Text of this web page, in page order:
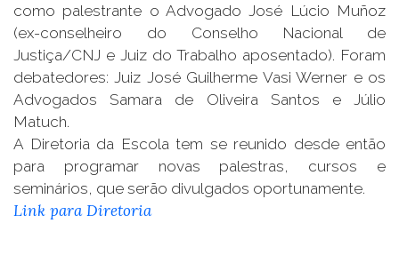
como palestrante o Advogado José Lúcio Muñoz
(ex-conselheiro do Conselho Nacional de
Justiça/CNJ e Juiz do Trabalho aposentado). Foram
debatedores: Juiz José Guilherme Vasi Werner e os
Advogados Samara de Oliveira Santos e Júlio
Matuch.
A Diretoria da Escola tem se reunido desde então
para programar novas palestras, cursos e
seminários, que serão divulgados oportunamente.
Link para Diretoria